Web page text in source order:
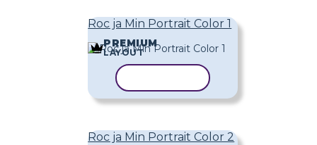
Roc ja Min Portrait Color 1
PREMIUM
LAYOUT
Roc ja Min Portrait Color 2